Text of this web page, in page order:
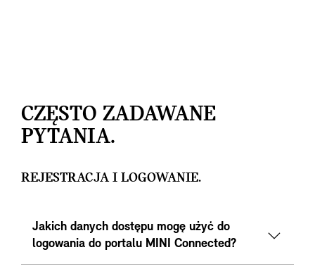
CZĘSTO ZADAWANE
PYTANIA.
REJESTRACJA I LOGOWANIE.
Jakich danych dostępu mogę użyć do
logowania do portalu MINI Connected?